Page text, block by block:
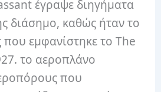
έγραψε διηγήματα
διάσημο, καθώς ήταν το
που εμφανίστηκε το The
το αεροπλάνο
που